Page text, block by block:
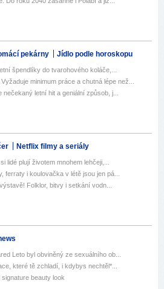
pekárny Jídlo podle horoskopu
špendlíky do tvarohového koláče,...
minimum práce a chutná lépe než...
letní hit a geniální způsob, j...
Netflix filmy a seriály
lidé plují životem mnohem lehčeji,...
ferraty i koulovačka v létě jsou jen pá...
Folklor, bitvy i setkání vodn...
Leto byl obviněný ze sexuálního ob...
které tě zchladí, i kdybys nechtěl*...
beauty look